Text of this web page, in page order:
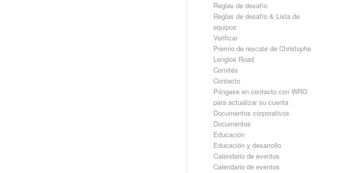
Reglas de desafío
Reglas de desafío & Lista de
equipos
Verificar
Premio de rescate de Christophe
Lenglos Road
Comités
Contacto
Póngase en contacto con WRO
para actualizar su cuenta
Documentos corporativos
Documentos
Educación
Educación y desarrollo
Calendario de eventos
Calendario de eventos